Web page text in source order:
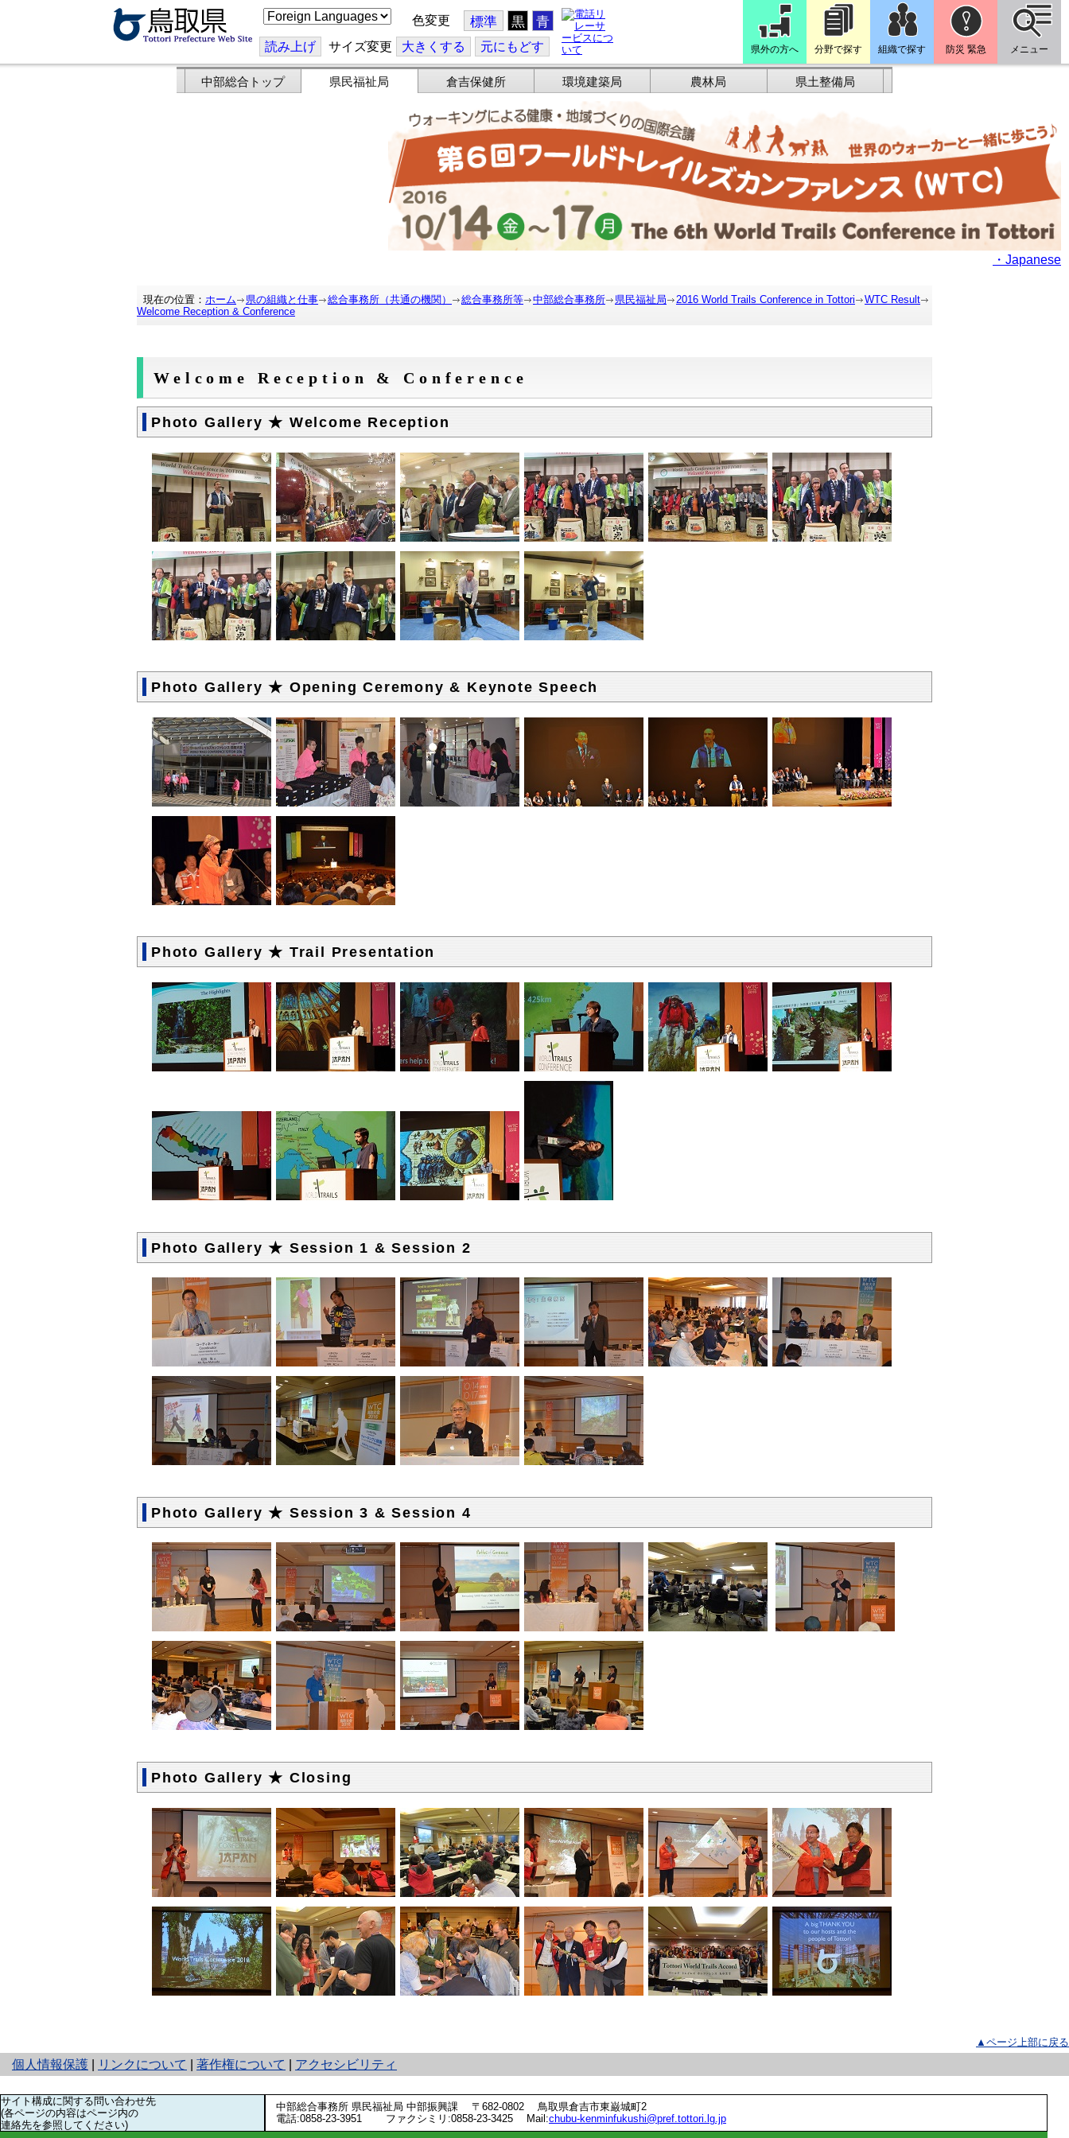
こ
の
ジ
を
翻
訳
色変更 標準 黒 青
読み上げ サイズ変更 大きくする 元にもどす 県外の方へ 分野で探す 組織で探す 防災 緊急 メニュー
中部総合トップ 県民福祉局 倉吉保健所 環境建築局 農林局 県土整備局
・Japanese
現在の位置： ホーム 県の組織と仕事 総合事務所（共通の機関） 総合事務所等 中部総合事務所 県民福祉局 2016 World Trails Conference in Tottori
WTC Result
Welcome Reception & Conference
Welcome Reception & Conference
Photo Gallery ★ Welcome Reception
Photo Gallery ★ Opening Ceremony & Keynote Speech
Photo Gallery ★ Trail Presentation
Photo Gallery ★ Session 1 & Session 2
Photo Gallery ★ Session 3 & Session 4
Photo Gallery ★ Closing
▲ページ上部に戻る
個人情報保護
と
り
ネ
ッ
ト
リンクについて 著作権について アクセシビリティ
サイト構成に関する問い合わせ先
(各ページの内容はページ内の
連絡先を参照してください)
中部総合事務所 県民福祉局 中部振興課 〒682-0802
鳥取県倉吉市東巌城町2
電話:0858-23-3951
ファクシミリ:0858-23-3425 Mail:chubu-kenminfukushi@pref.tottori.lg.jp